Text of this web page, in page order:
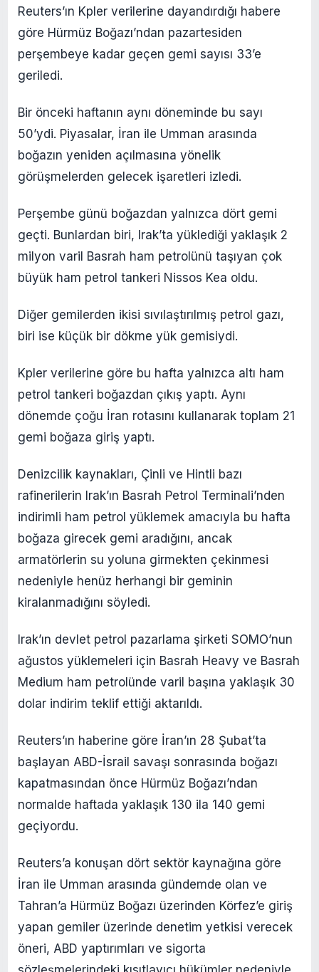
Reuters’ın Kpler verilerine dayandırdığı habere
göre Hürmüz Boğazı’ndan pazartesiden
perşembeye kadar geçen gemi sayısı 33’e
geriledi.
Bir önceki haftanın aynı döneminde bu sayı
50’ydi. Piyasalar, İran ile Umman arasında
boğazın yeniden açılmasına yönelik
görüşmelerden gelecek işaretleri izledi.
Perşembe günü boğazdan yalnızca dört gemi
geçti. Bunlardan biri, Irak’ta yüklediği yaklaşık 2
milyon varil Basrah ham petrolünü taşıyan çok
büyük ham petrol tankeri Nissos Kea oldu.
Diğer gemilerden ikisi sıvılaştırılmış petrol gazı,
biri ise küçük bir dökme yük gemisiydi.
Kpler verilerine göre bu hafta yalnızca altı ham
petrol tankeri boğazdan çıkış yaptı. Aynı
dönemde çoğu İran rotasını kullanarak toplam 21
gemi boğaza giriş yaptı.
Denizcilik kaynakları, Çinli ve Hintli bazı
rafinerilerin Irak’ın Basrah Petrol Terminali’nden
indirimli ham petrol yüklemek amacıyla bu hafta
boğaza girecek gemi aradığını, ancak
armatörlerin su yoluna girmekten çekinmesi
nedeniyle henüz herhangi bir geminin
kiralanmadığını söyledi.
Irak’ın devlet petrol pazarlama şirketi SOMO’nun
ağustos yüklemeleri için Basrah Heavy ve Basrah
Medium ham petrolünde varil başına yaklaşık 30
dolar indirim teklif ettiği aktarıldı.
Reuters’ın haberine göre İran’ın 28 Şubat’ta
başlayan ABD-İsrail savaşı sonrasında boğazı
kapatmasından önce Hürmüz Boğazı’ndan
normalde haftada yaklaşık 130 ila 140 gemi
geçiyordu.
Reuters’a konuşan dört sektör kaynağına göre
İran ile Umman arasında gündemde olan ve
Tahran’a Hürmüz Boğazı üzerinden Körfez’e giriş
yapan gemiler üzerinde denetim yetkisi verecek
öneri, ABD yaptırımları ve sigorta